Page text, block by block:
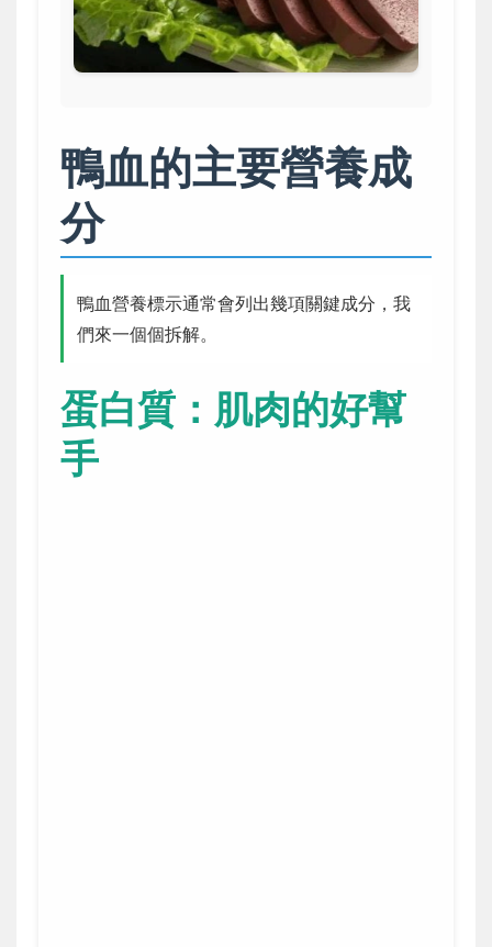
鴨血的主要營養成
分
鴨血營養標示通常會列出幾項關鍵成分，我
們來一個個拆解。
蛋白質：肌肉的好幫
手